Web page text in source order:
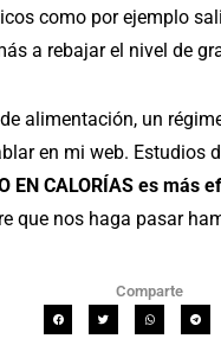
como por ejemplo
a rebajar el nivel de
alimentación, un
en mi web. Estudios
EN CALORÍAS es más
que nos haga pasar
Comparte